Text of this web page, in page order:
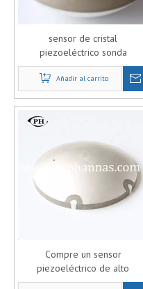
sensor de cristal
piezoeléctrico sonda
ultrasónica HIFU para el
cuchillo ultrasónico
Añadir al carrito
Compre un sensor
piezoeléctrico de alto
enfoque que trabaja para el